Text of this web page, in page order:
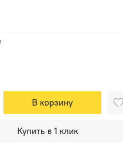
В корзину
Купить в 1 клик